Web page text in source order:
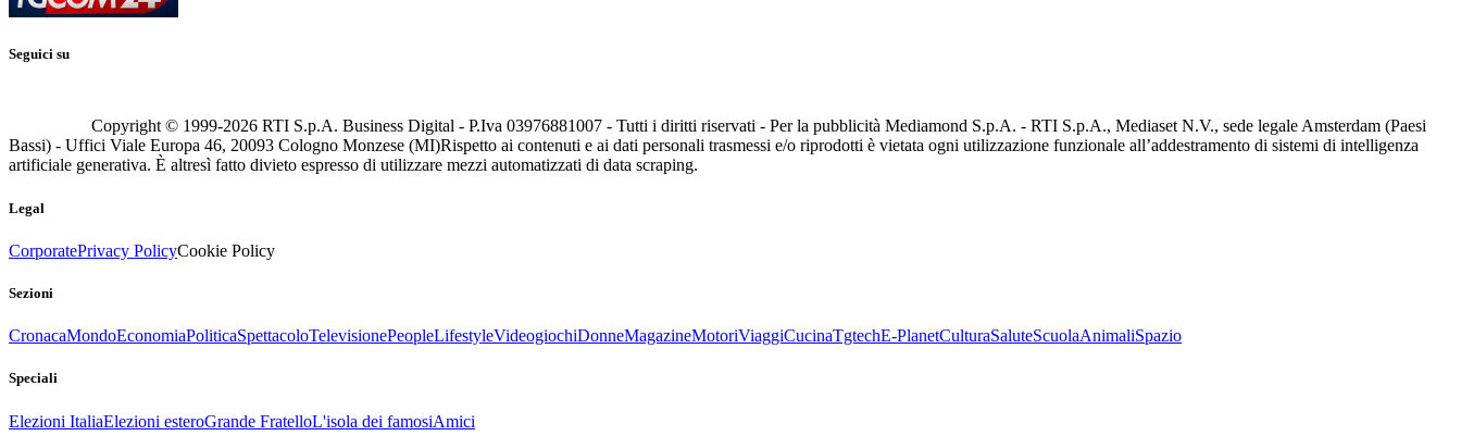
Seguici su
Copyright © 1999-2026 RTI S.p.A. Business Digital - P.Iva 03976881007 - Tutti i diritti riservati - Per la pubblicità Mediamond S.p.A. - RTI S.p.A., Mediaset N.V., sede legale Amsterdam (Paesi
Bassi) - Uffici Viale Europa 46, 20093 Cologno Monzese (MI)Rispetto ai contenuti e ai dati personali trasmessi e/o riprodotti è vietata ogni utilizzazione funzionale all’addestramento di sistemi di intelligenza
artificiale generativa. È altresì fatto divieto espresso di utilizzare mezzi automatizzati di data scraping.
Legal
CorporatePrivacy PolicyCookie Policy
Sezioni
CronacaMondoEconomiaPoliticaSpettacoloTelevisionePeopleLifestyleVideogiochiDonneMagazineMotoriViaggiCucinaTgtechE-PlanetCulturaSaluteScuolaAnimaliSpazio
Speciali
Elezioni ItaliaElezioni esteroGrande FratelloL'isola dei famosiAmici